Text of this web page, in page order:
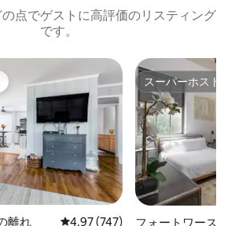
点でゲストに高評価のリスティング
です。
イスです。
離れ レビュー747件、5つ星中4.97つ
4.97 (747)
スーパーホスト
スーパーホスト
フォートワースの